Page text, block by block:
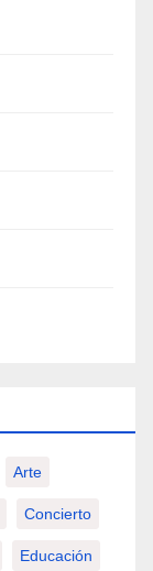
Arte
Concierto
Educación